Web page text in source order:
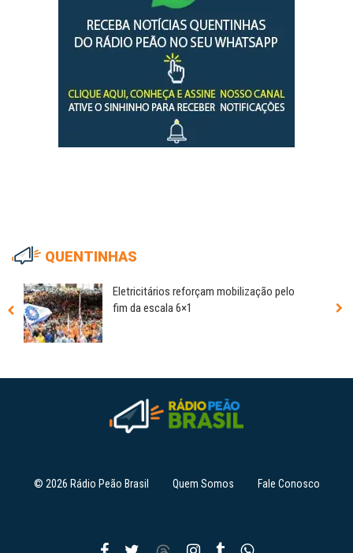
QUENTINHAS
Eletricitários reforçam mobilização pelo
fim da escala 6×1
© 2026 Rádio Peão Brasil Quem Somos Fale Conosco